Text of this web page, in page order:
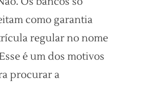
como garantia
regular no nome
é um dos motivos
procurar a